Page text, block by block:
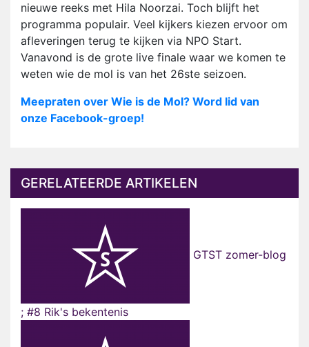
nieuwe reeks met Hila Noorzai. Toch blijft het
programma populair. Veel kijkers kiezen ervoor om
afleveringen terug te kijken via NPO Start.
Vanavond is de grote live finale waar we komen te
weten wie de mol is van het 26ste seizoen.
Meepraten over Wie is de Mol? Word lid van
onze Facebook-groep!
GERELATEERDE ARTIKELEN
GTST zomer-blog
; #8 Rik's bekentenis